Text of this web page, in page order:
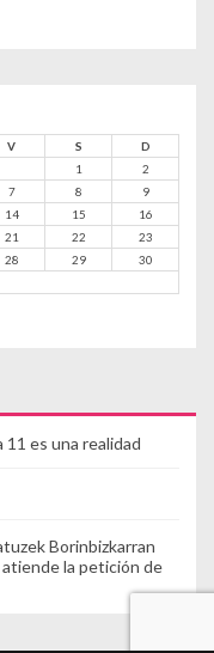
V S
D
1
2
7 8
9
14 15
16
21 22
23
28 29
30
es una realidad
Borinbizkarran
la petición de